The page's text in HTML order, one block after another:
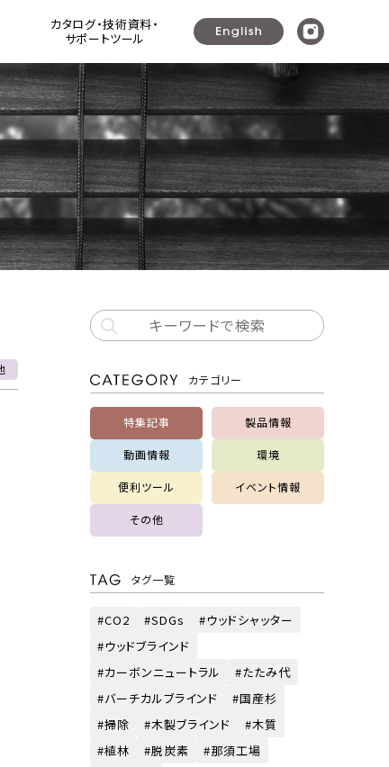
シャッター ]
戸・よろい戸・可動ルーバー建具
アムシリーズ ウッドシャッター+
ルーバー建具・ガラリ戸・よろい戸）
ク可動ルーバーユニット
カタログ・技術資料・
サポートツール
カテゴリー
特集記事 製品情報
動画情報 環境
便利ツール イベント情報
その他
タグ一覧
CO2 SDGs
ウッドシャッター
ウッドブラインド
カーボンニュートラル
たたみ代
バーチカルブラインド
国産杉
掃除
木製ブラインド
木質
植林
脱炭素
那須工場